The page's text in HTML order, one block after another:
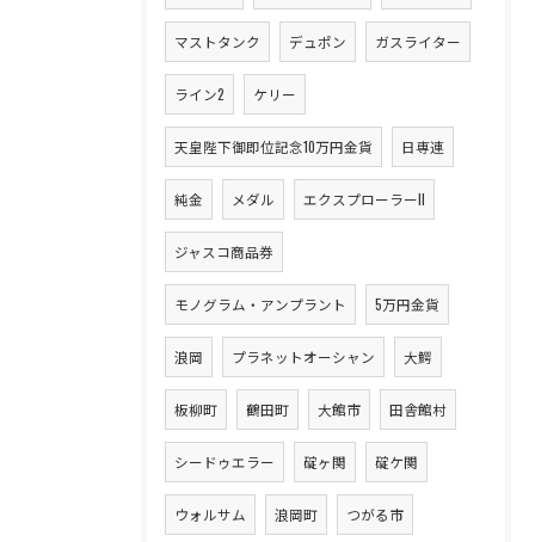
マストタンク デュポン ガスライター
ライン2 ケリー
天皇陛下御即位記念10万円金貨 日専連
純金 メダル エクスプローラーII
ジャスコ商品券
モノグラム・アンプラント 5万円金貨
浪岡 プラネットオーシャン 大鰐
板柳町 鶴田町 大館市 田舎館村
シードゥエラー 碇ヶ関 碇ケ関
ウォルサム 浪岡町 つがる市